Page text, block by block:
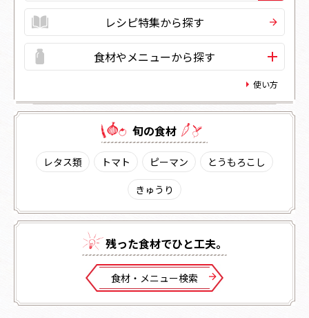
レシピ特集から探す
食材やメニューから探す
使い方
旬の⾷材
レタス類 トマト ピーマン
とうもろこし
きゅうり
残った⾷材でひと⼯夫。
⾷材・メニュー検索